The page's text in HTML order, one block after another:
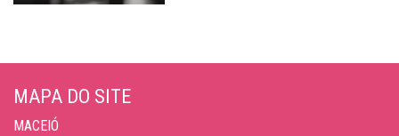
MAPA DO SITE
MACEIÓ